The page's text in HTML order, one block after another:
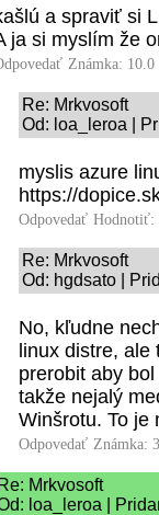
a spraviť si
ja si myslím že
Známka: 10.0
Re: Mrkvosoft
Od: loa_leroa |
myslis azure
https://
Odpovedať Hodnotiť:
Re: Mrkvosoft
Od: hgdsato |
No, kľudne
linux distre,
prerobit aby
takže nejalý
Winšrotu. To je
Odpovedať Známka:
Re: Mrkvosoft
loa_leroa |